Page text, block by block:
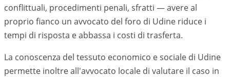
conflittuali, procedimenti penali, sfratti — avere al
proprio fianco un avvocato del foro di Udine riduce i
tempi di risposta e abbassa i costi di trasferta.
La conoscenza del tessuto economico e sociale di Udine
permette inoltre all'avvocato locale di valutare il caso in